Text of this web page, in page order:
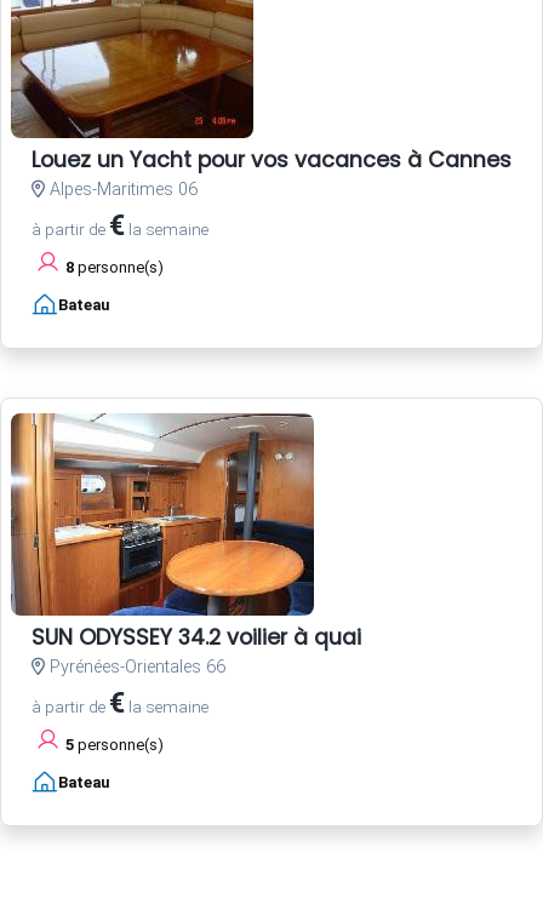
Louez un Yacht pour vos vacances à Cannes
Alpes-Maritimes 06
à partir de € la semaine
8 personne(s)
Bateau
SUN ODYSSEY 34.2 voilier à quai
Pyrénées-Orientales 66
à partir de € la semaine
5 personne(s)
Bateau